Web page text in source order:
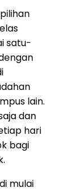
satu-
lain.
dan
hari
bagi
mulai